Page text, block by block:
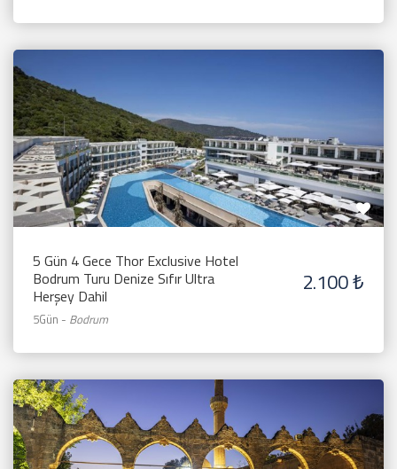
5 Gün 4 Gece Thor Exclusive Hotel
Bodrum Turu Denize Sıfır Ultra
Herşey Dahil
5Gün - Bodrum
2.100 ₺